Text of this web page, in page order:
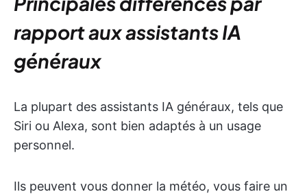
rapport aux assistants IA
généraux
La plupart des assistants IA généraux, tels que
Siri ou Alexa, sont bien adaptés à un usage
personnel.
Ils peuvent vous donner la météo, vous faire un